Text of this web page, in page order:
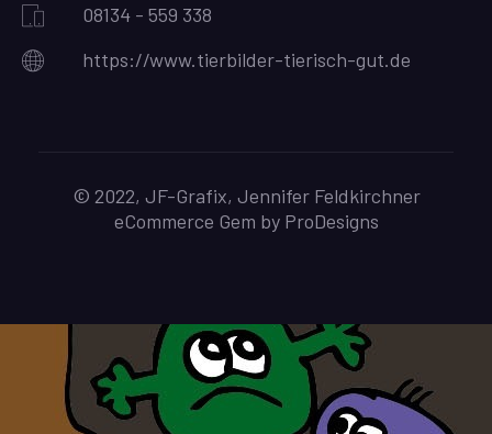
08134 - 559 338
https://www.tierbilder-tierisch-gut.de
© 2022, JF-Grafix, Jennifer Feldkirchner
eCommerce Gem by ProDesigns